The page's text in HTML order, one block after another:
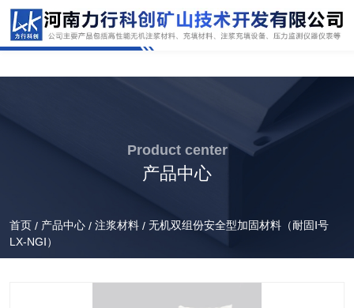
Product center
产品中心
首页 / 产品中心 / 注浆材料 / 无机双组份安全型加固材料（耐固Ⅰ号
LX-NGⅠ）